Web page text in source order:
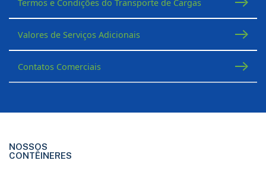
Termos e Condições do Transporte de Cargas
Valores de Serviços Adicionais
Contatos Comerciais
NOSSOS
CONTÊINERES